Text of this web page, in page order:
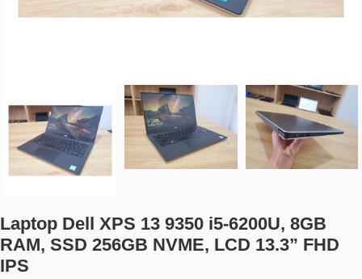
Laptop Dell XPS 13 9350 i5-6200U, 8GB
RAM, SSD 256GB NVME, LCD 13.3” FHD
IPS